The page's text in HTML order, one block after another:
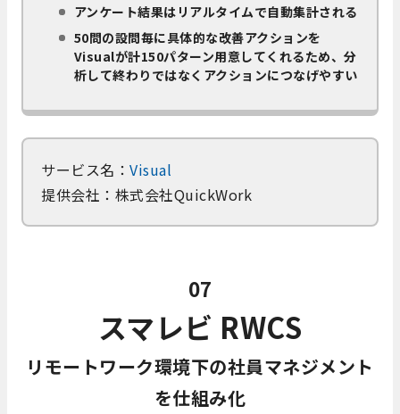
アンケート結果はリアルタイムで自動集計される
50問の設問毎に具体的な改善アクションを
Visualが計150パターン用意してくれるため、分
析して終わりではなくアクションにつなげやすい
サービス名： Visual
提供会社：株式会社QuickWork
07
スマレビ RWCS
リモートワーク環境下の社員マネジメント
を仕組み化